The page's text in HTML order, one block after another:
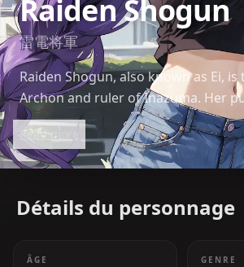
Raiden Shogun
雷電将軍
Raiden Shogun, also known as Ei, is
Archon and ruler of Inazuma. Her
drives her to uphold strict laws and
within her nation. Beneath her
emotionless exterior lies a tragic
Read more
Détails du personnage
ÂGE GENRE